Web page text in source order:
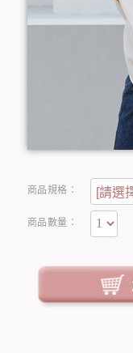
商品規格：
商品數量：